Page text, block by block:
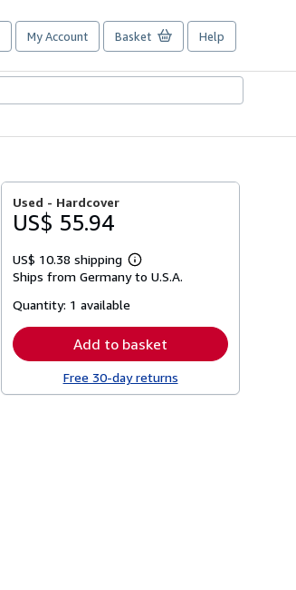
My Account Basket Help
Used - Hardcover
US$ 55.94
US$ 10.38 shipping
Learn
more
Ships from Germany to U.S.A.
Quantity: 1 available
Add to basket
Free 30-day returns